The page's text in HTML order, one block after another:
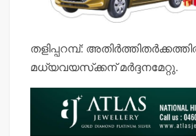
തളിപ്പറമ്പ്:
മധ്യവയസ്‌ക്കന് മര്‍ദ്ദനമേറ്റു.